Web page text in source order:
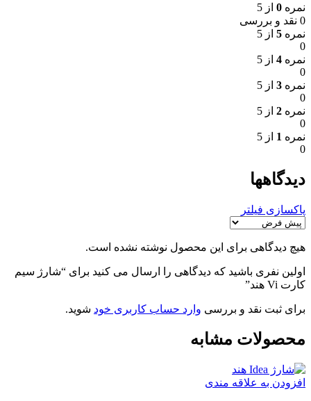
نمره 0 از 5
0 نقد و بررسی
نمره 5 از 5
0
نمره 4 از 5
0
نمره 3 از 5
0
نمره 2 از 5
0
نمره 1 از 5
0
دیدگاهها
پاکسازی فیلتر
هیچ دیدگاهی برای این محصول نوشته نشده است.
اولین نفری باشید که دیدگاهی را ارسال می کنید برای “شارژ سیم
کارت Vi هند”
برای ثبت نقد و بررسی وارد حساب کاربری خود شوید.
محصولات مشابه
افزودن به علاقه مندی